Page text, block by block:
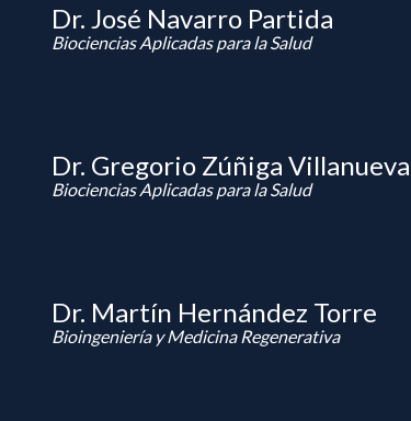
Dr. José Navarro Partida
Biociencias Aplicadas para la Salud
Dr. Gregorio Zúñiga Villanueva
Biociencias Aplicadas para la Salud
Dr. Martín Hernández Torre
Bioingeniería y Medicina Regenerativa